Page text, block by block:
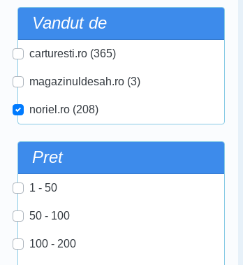
Vandut de
carturesti.ro (365)
magazinuldesah.ro (3)
noriel.ro (208)
Pret
1 - 50
50 - 100
100 - 200